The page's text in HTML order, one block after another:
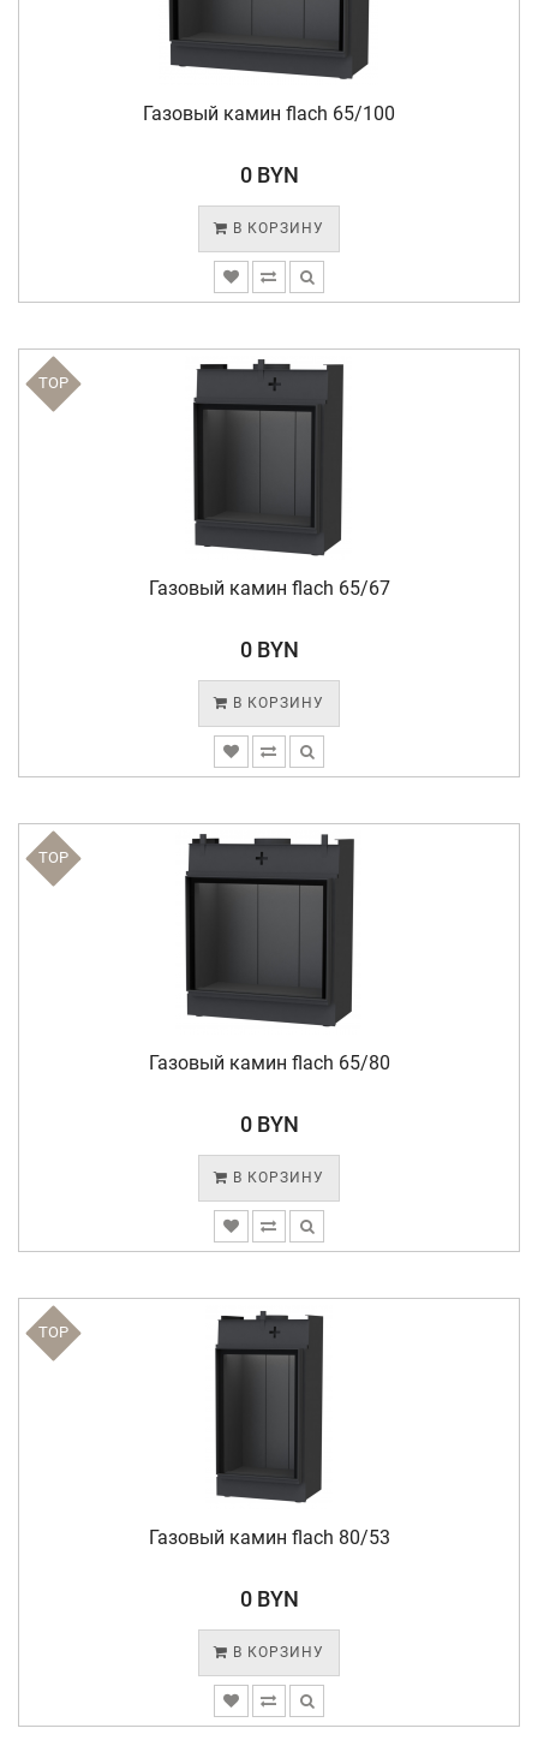
Газовый камин flach 65/100
0 BYN
В КОРЗИНУ
TOP
Газовый камин flach 65/67
0 BYN
В КОРЗИНУ
TOP
Газовый камин flach 65/80
0 BYN
В КОРЗИНУ
TOP
Газовый камин flach 80/53
0 BYN
В КОРЗИНУ